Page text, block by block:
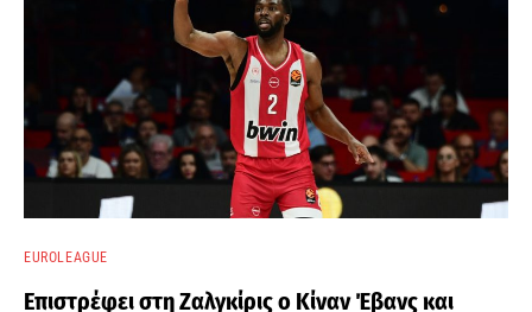
EUROLEAGUE
Επιστρέφει στη Ζαλγκίρις ο Κίναν Έβανς και